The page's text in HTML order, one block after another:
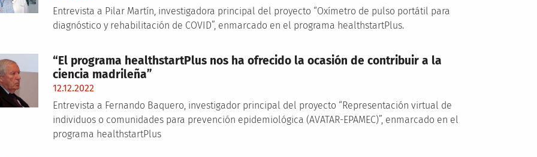
Entrevista a Pilar Martín, investigadora principal del proyecto “Oxímetro de pulso portátil para
diagnóstico y rehabilitación de COVID”, enmarcado en el programa healthstartPlus.
“El programa healthstartPlus nos ha ofrecido la ocasión de contribuir a la
ciencia madrileña”
12.12.2022
Entrevista a Fernando Baquero, investigador principal del proyecto “Representación virtual de
individuos o comunidades para prevención epidemiológica (AVATAR-EPAMEC)”, enmarcado en el
programa healthstartPlus